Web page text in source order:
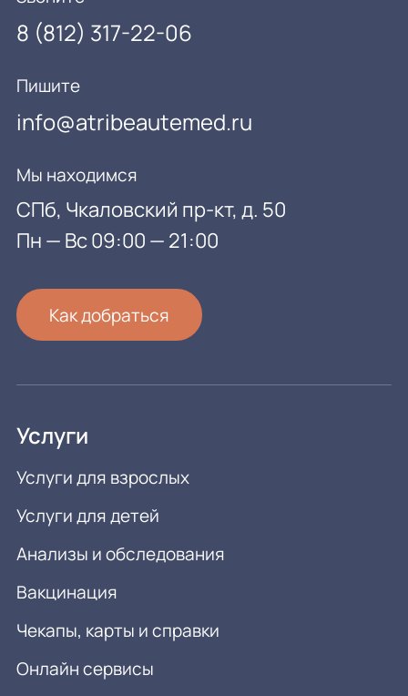
8 (812) 317-22-06
Пишите
info@atribeautemed.ru
Мы находимся
СПб, Чкаловский пр-кт, д. 50
Пн — Вс 09:00 — 21:00
Как добраться
Услуги
Услуги для взрослых
Услуги для детей
Анализы и обследования
Вакцинация
Чекапы, карты и справки
Онлайн сервисы